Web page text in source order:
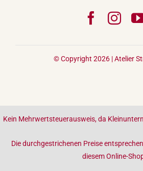
© Copyright 2026 |Atelier
Kein Mehrwertsteuerausweis, da
Die durchgestrichenen Preise
diesem Online-